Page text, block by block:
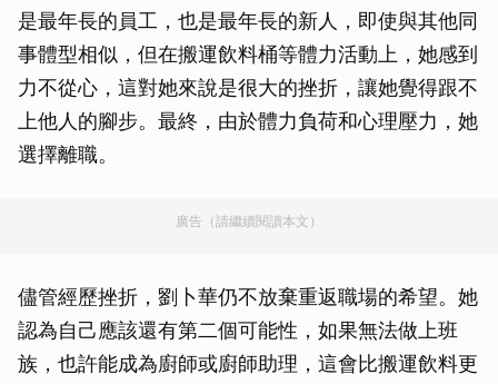
是最年長的員工，也是最年長的新人，即使與其他同
事體型相似，但在搬運飲料桶等體力活動上，她感到
力不從心，這對她來說是很大的挫折，讓她覺得跟不
上他人的腳步。最終，由於體力負荷和心理壓力，她
選擇離職。
廣告（請繼續閱讀本文）
儘管經歷挫折，劉卜華仍不放棄重返職場的希望。她
認為自己應該還有第二個可能性，如果無法做上班
族，也許能成為廚師或廚師助理，這會比搬運飲料更